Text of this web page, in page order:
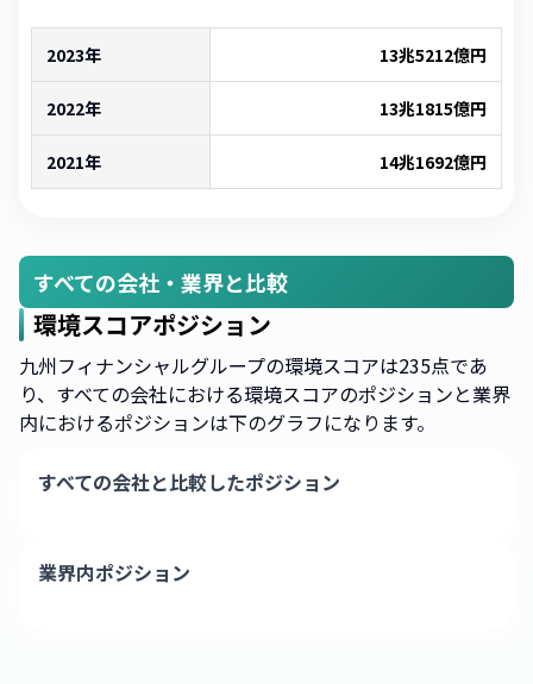
2023年 13兆5212億円
2022年 13兆1815億円
2021年 14兆1692億円
すべての会社・業界と比較
環境スコアポジション
九州フィナンシャルグループの環境スコアは235点であ
り、すべての会社における環境スコアのポジションと業界
内におけるポジションは下のグラフになります。
すべての会社と比較したポジション
業界内ポジション